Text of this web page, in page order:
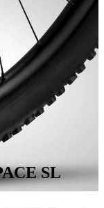
SL